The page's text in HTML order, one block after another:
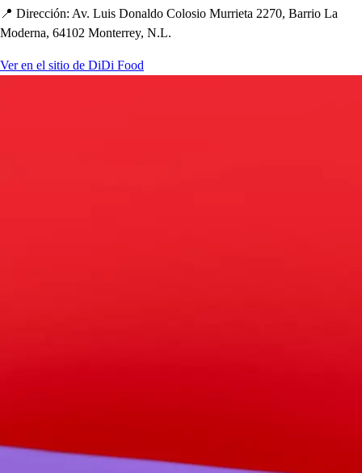
📍 Dirección: Av. Luis Donaldo Colosio Murrieta 2270, Barrio La
Moderna, 64102 Monterrey, N.L.
Ver en el sitio de DiDi Food